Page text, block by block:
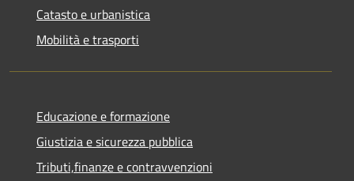
Catasto e urbanistica
Mobilità e trasporti
Educazione e formazione
Giustizia e sicurezza pubblica
Tributi,finanze e contravvenzioni